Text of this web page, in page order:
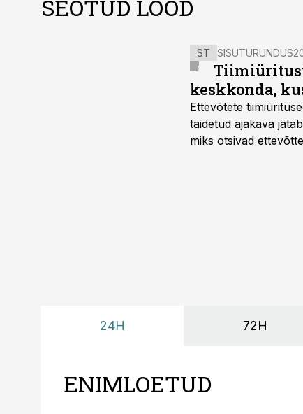
SEOTUD LOOD
ST SISUTURUNDUS
keskkonda,
Ettevõtete
täidetud ajakava
miks otsivad
24H 72H
ENIMLOETUD